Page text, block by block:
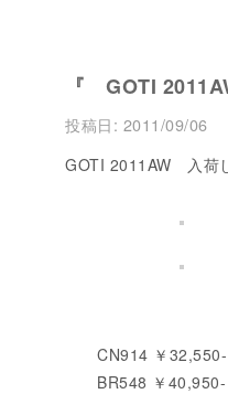
『 GOTI
投稿日: 2011/09/06
GOTI 2011AW 入荷
CN914 ￥
BR548 ￥